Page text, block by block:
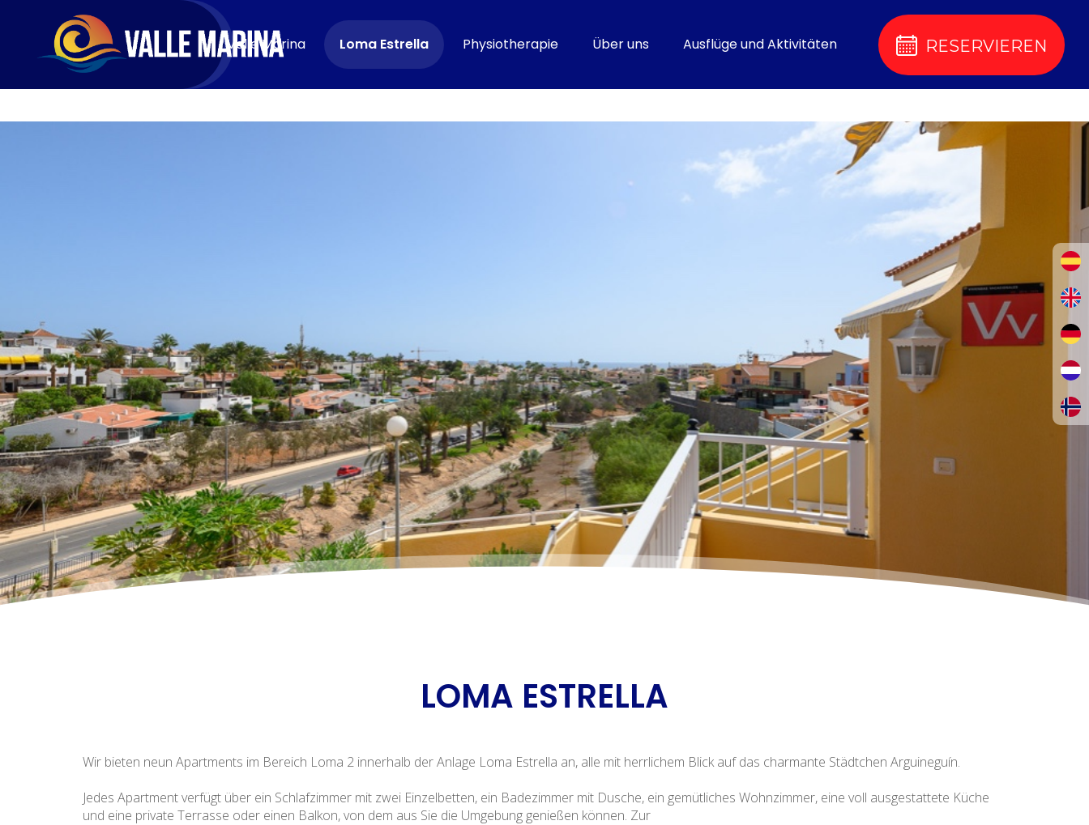
Valle Marina Loma Estrella Physiotherapie Über uns Ausflüge und Aktivitäten RESERVIEREN
Jetzt buchen
LOMA ESTRELLA
Wir bieten neun Apartments im Bereich Loma 2 innerhalb der Anlage Loma Estrella an, alle mit herrlichem Blick auf das charmante Städtchen Arguineguín.
Jedes Apartment verfügt über ein Schlafzimmer mit zwei Einzelbetten, ein Badezimmer mit Dusche, ein gemütliches Wohnzimmer, eine voll ausgestattete Küche
und eine private Terrasse oder einen Balkon, von dem aus Sie die Umgebung genießen können. Zur